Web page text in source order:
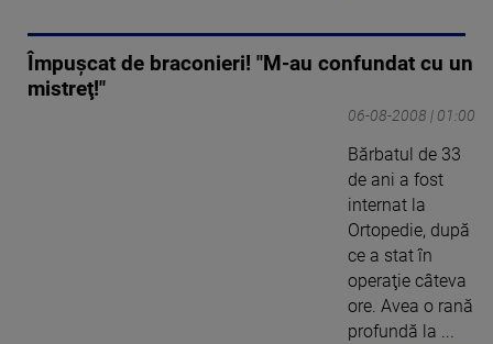
Împuşcat de braconieri! "M-au confundat cu un
mistreţ!"
06-08-2008 | 01:00
Bărbatul de 33
de ani a fost
internat la
Ortopedie, după
ce a stat în
operaţie câteva
ore. Avea o rană
profundă la ...